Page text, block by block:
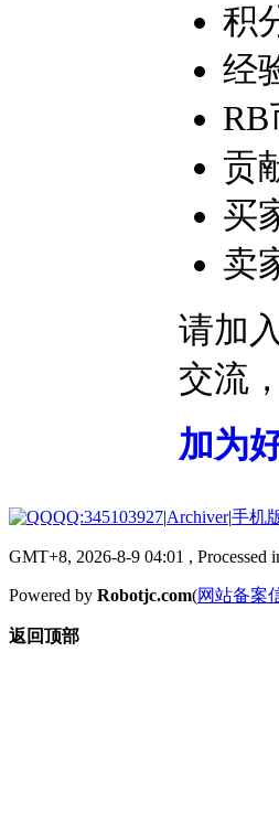
积
经
RB
贡
买
卖
请加
交流
加为
QQ:345103927|Archiver|手机
GMT+8, 2026-8-9 04:01 , Processed
Powered by Robotjc.com(网站备案
返回顶部